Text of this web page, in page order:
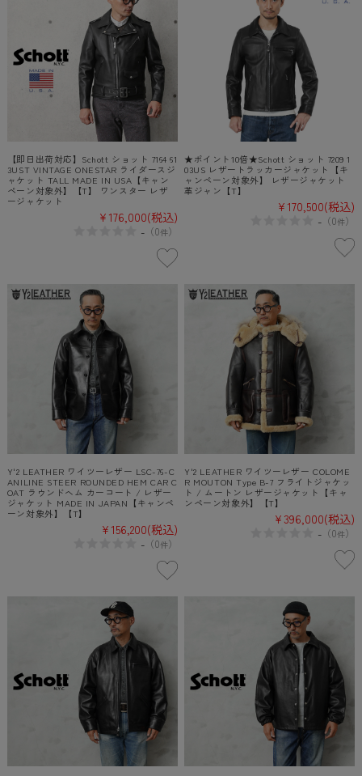
【即日出荷対応】Schott ショット 7164 61
3UST VINTAGE ONESTAR ライダースジ
ャケット TALL MADE IN USA【キャン
ペーン対象外】【T】 ワンスター レザ
ージャケット
¥176,000(税込)
-（0件）
★ポイント10倍★Schott ショット 7209 1
03US レザートラッカージャケット【キ
ャンペーン対象外】 レザージャケット
革ジャン【T】
¥170,500(税込)
- （0件）
Y'2 LEATHER ワイツーレザー LSC-76-C
ANILINE STEER ROUNDED HEM CAR C
OAT ラウンドヘム カーコート / レザー
ジャケット MADE IN JAPAN【キャンペ
ーン対象外】【T】
¥156,200(税込)
-（0件）
Y'2 LEATHER ワイツーレザー COLOME
R MOUTON Type B-7 フライトジャケッ
ト / ムートン レザージャケット【キャ
ンペーン対象外】【T】
¥396,000(税込)
- （0件）